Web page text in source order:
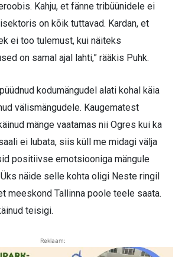
Kahju, et fänne tribüünidele ei
on kõik tuttavad. Kardan, et
ei too tulemust, kui näiteks
on samal ajal lahti,” rääkis Puhk.
kodumängudel alati kohal käia
välismängudele. Kaugematest
mänge vaatamas nii Ogres kui ka
ei lubata, siis küll me midagi välja
positiivse emotsiooniga mängule
Üks näide selle kohta oligi Neste ringil
meeskond Tallinna poole teele saata.
teisigi.
Reklaam: